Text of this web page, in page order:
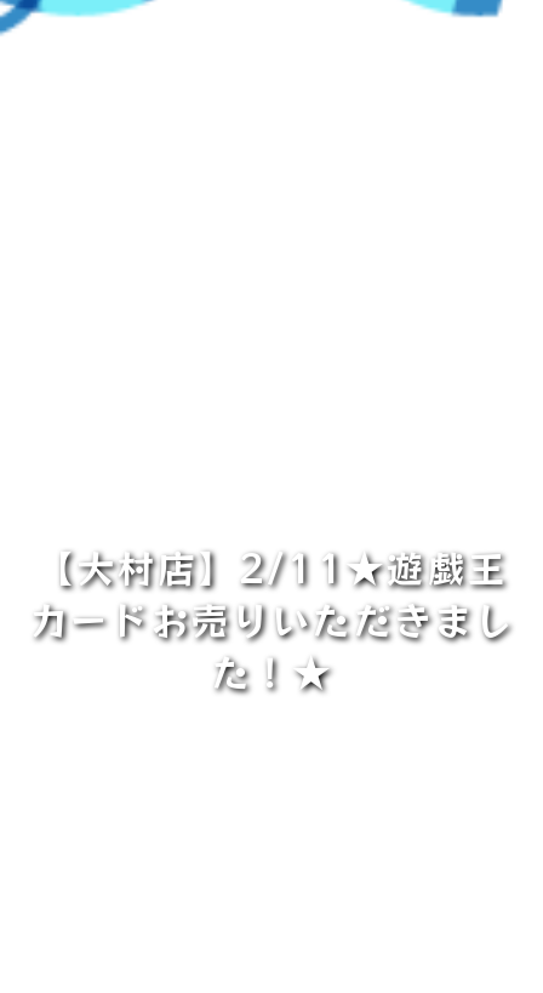
【大村店】2/11★遊戯王
カードお売りいただきまし
た！★